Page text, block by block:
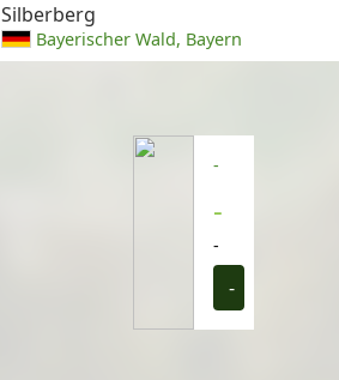
Silberberg
Bayerischer Wald, Bayern
-
-
-
-